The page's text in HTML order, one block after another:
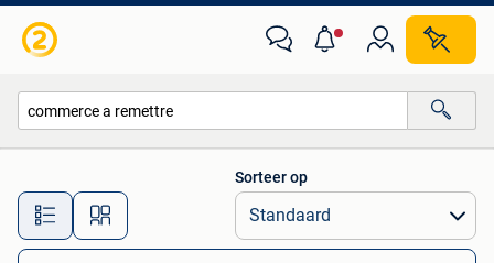
Alle afstanden…
Sorteer op